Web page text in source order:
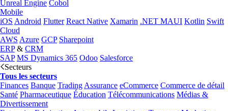
Unreal Engine Cobol
Mobile
iOS Android Flutter React Native Xamarin .NET MAUI Kotlin Swift
Cloud
AWS Azure GCP Sharepoint
ERP& CRM
SAP MS Dynamics 365 Odoo Salesforce
Secteurs
Tous les secteurs
Finances Banque Trading Assurance eCommerce Commerce de détail
Santé Pharmaceutique Éducation Télécommunications Médias &
Divertissement